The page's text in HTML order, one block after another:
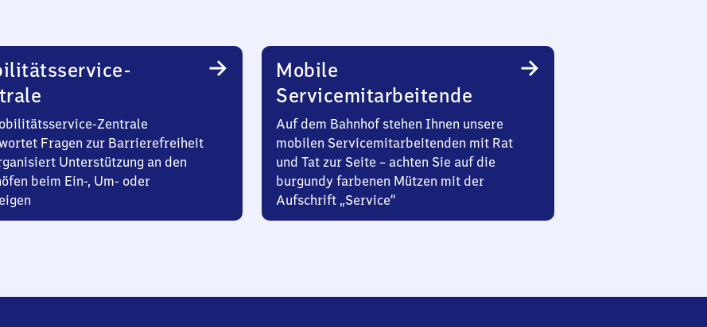
Zentrale
Fragen zur Barrierefreiheit
Unterstützung an den
beim Ein-, Um- oder
Mobile
Servicemitarbeitende
Auf dem Bahnhof stehen Ihnen unsere
mobilen Servicemitarbeitenden mit Rat
und Tat zur Seite – achten Sie auf die
burgundy farbenen Mützen mit der
Aufschrift „Service“